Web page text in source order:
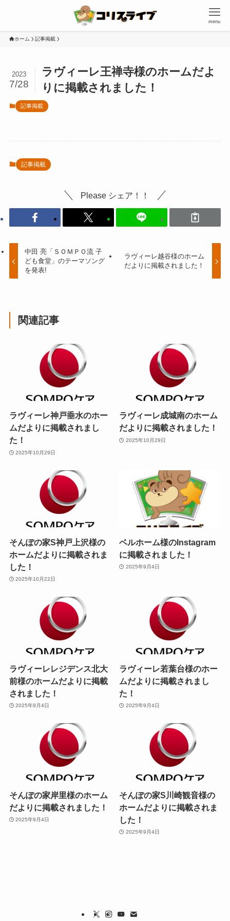
menu
ホーム 記事掲載
ラヴィーレ王禅寺様のホームだよ
りに掲載されました！
2023
7/28
記事掲載
記事掲載
Please シェア！！
中田 亮「ＳＯＭＰＯ流 子
ども食堂」のテーマソング
を発表!
ラヴィーレ越谷様のホーム
だよりに掲載されました！
関連記事
ラヴィーレ神戸垂水のホー
ムだよりに掲載されまし
た！
2025年10月29日
ラヴィーレ成城南のホーム
だよりに掲載されました！
2025年10月29日
そんぽの家S神戸上沢様の
ホームだよりに掲載されま
した！
2025年10月22日
ベルホーム様のInstagram
に掲載されました！
2025年9月4日
ラヴィーレレジデンス北大
前様のホームだよりに掲載
されました！
2025年9月4日
ラヴィーレ若葉台様のホー
ムだよりに掲載されまし
た！
2025年9月4日
そんぽの家岸里様のホーム
だよりに掲載されました！
2025年9月4日
そんぽの家S川崎観音様の
ホームだよりに掲載されま
した！
2025年9月4日